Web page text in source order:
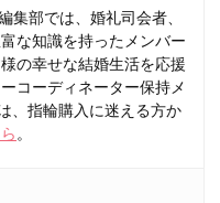
集部では、婚礼司会者、
な知識を持ったメンバー
の幸せな結婚生活を応援
コーディネーター保持メ
、指輪購入に迷える方か
。